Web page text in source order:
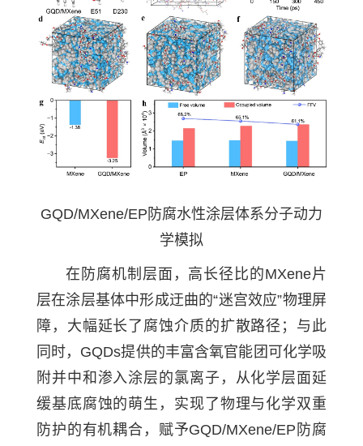
GQD/MXene/EP防腐水性涂层体系分子动力
学模拟
在防腐机制层面，高长径比的MXene片
层在涂层基体中形成迂曲的“迷宫效应”物理屏
障，大幅延长了腐蚀介质的扩散路径；与此
同时，GQDs提供的丰富含氧官能团可化学吸
附并中和渗入涂层的氯离子，从化学层面延
缓基底腐蚀的萌生，实现了物理与化学双重
防护的有机耦合，赋予GQD/MXene/EP防腐